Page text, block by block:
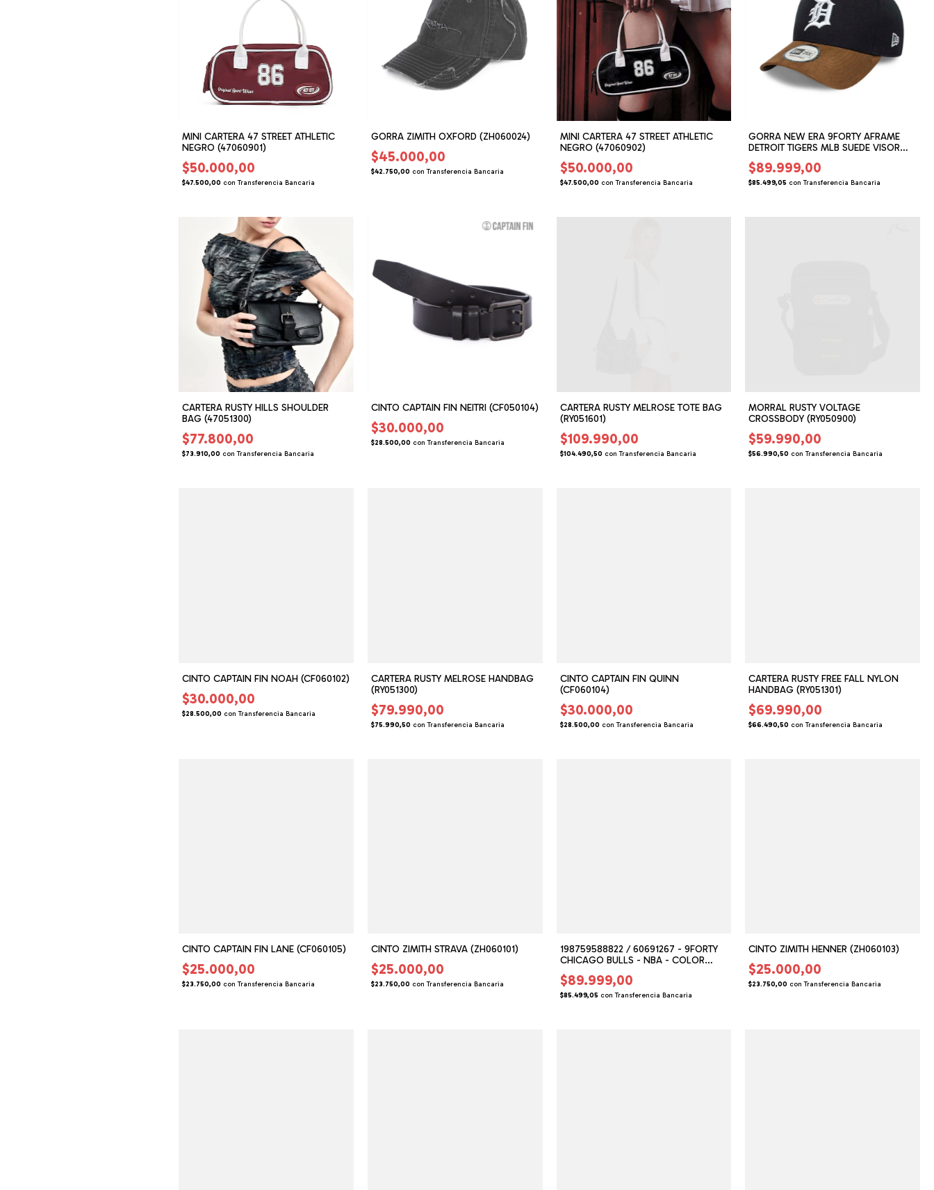
MINI CARTERA 47 STREET ATHLETIC
NEGRO (47060901)
$50.000,00
$47.500,00 con Transferencia Bancaria
GORRA ZIMITH OXFORD (ZH060024)
$45.000,00
$42.750,00 con Transferencia Bancaria
MINI CARTERA 47 STREET ATHLETIC
NEGRO (47060902)
$50.000,00
$47.500,00 con Transferencia Bancaria
GORRA NEW ERA 9FORTY AFRAME
DETROIT TIGERS MLB SUEDE VISOR
(NE050210)
$89.999,00
$85.499,05 con Transferencia Bancaria
CARTERA RUSTY HILLS SHOULDER
BAG (47051300)
$77.800,00
$73.910,00 con Transferencia Bancaria
CINTO CAPTAIN FIN NEITRI (CF050104)
$30.000,00
$28.500,00 con Transferencia Bancaria
CARTERA RUSTY MELROSE TOTE BAG
(RY051601)
$109.990,00
$104.490,50 con Transferencia Bancaria
MORRAL RUSTY VOLTAGE
CROSSBODY (RY050900)
$59.990,00
$56.990,50 con Transferencia Bancaria
CINTO CAPTAIN FIN NOAH (CF060102)
$30.000,00
$28.500,00 con Transferencia Bancaria
CARTERA RUSTY MELROSE HANDBAG
(RY051300)
$79.990,00
$75.990,50 con Transferencia Bancaria
CINTO CAPTAIN FIN QUINN
(CF060104)
$30.000,00
$28.500,00 con Transferencia Bancaria
CARTERA RUSTY FREE FALL NYLON
HANDBAG (RY051301)
$69.990,00
$66.490,50 con Transferencia Bancaria
CINTO CAPTAIN FIN LANE (CF060105)
$25.000,00
$23.750,00 con Transferencia Bancaria
CINTO ZIMITH STRAVA (ZH060101)
$25.000,00
$23.750,00 con Transferencia Bancaria
198759588822 / 60691267 - 9FORTY
CHICAGO BULLS - NBA - COLOR
BLOCK - BEIGE CLARO - OSFM
(NE050133)
$89.999,00
$85.499,05 con Transferencia Bancaria
CINTO ZIMITH HENNER (ZH060103)
$25.000,00
$23.750,00 con Transferencia Bancaria